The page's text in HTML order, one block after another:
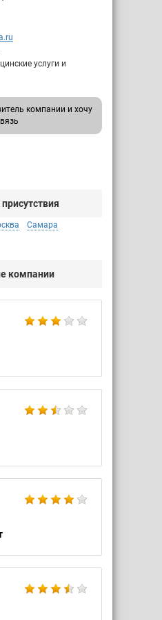
услуги и
компании и хочу
Самара
компании